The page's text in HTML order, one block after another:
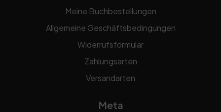
Meine Buchbestellungen
Allgemeine Geschäftsbedingungen
Widerrufsformular
Zahlungsarten
Versandarten
Meta